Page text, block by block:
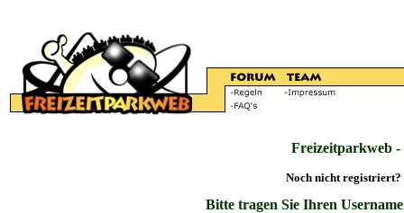
Freizeitparkweb
Noch nicht registriert?
Bitte tragen Sie Ihren